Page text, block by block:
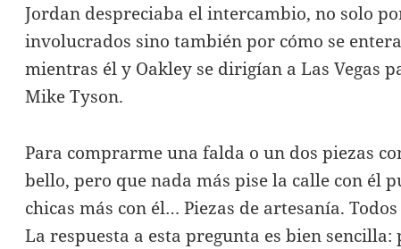
Jordan despreciaba el intercambio, no solo
involucrados sino también por cómo se
mientras él y Oakley se dirigían a Las Vegas
Mike Tyson.
Para comprarme una falda o un dos piezas
bello, pero que nada más pise la calle con él
chicas más con él… Piezas de artesanía.
La respuesta a esta pregunta es bien sencilla: